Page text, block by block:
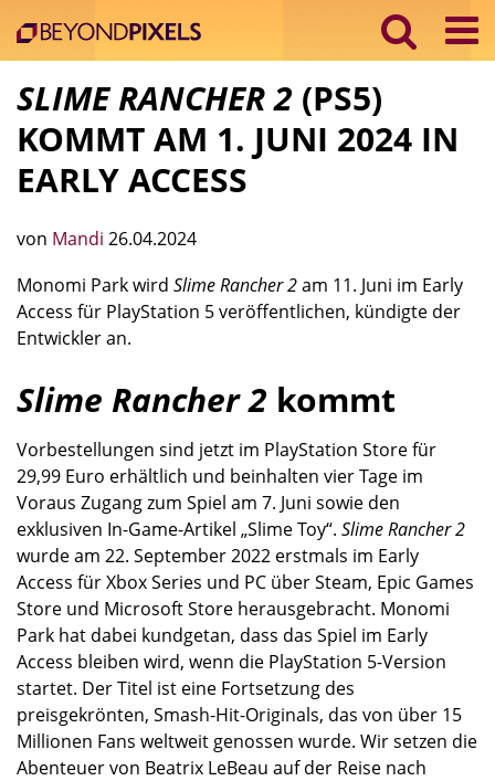
SLIME RANCHER 2 (PS5)
KOMMT AM 1. JUNI 2024 IN
EARLY ACCESS
von Mandi 26.04.2024
Monomi Park wird Slime Rancher 2am 11. Juni im Early
Access für PlayStation 5 veröffentlichen, kündigte der
Entwickler an.
Slime Rancher 2 kommt
Vorbestellungen sind jetzt im PlayStation Store für
29,99 Euro erhältlich und beinhalten vier Tage im
Voraus Zugang zum Spiel am 7. Juni sowie den
exklusiven In-Game-Artikel „Slime Toy“. Slime Rancher 2
wurde am 22. September 2022 erstmals im Early
Access für Xbox Series und PC über Steam, Epic Games
Store und Microsoft Store herausgebracht. Monomi
Park hat dabei kundgetan, dass das Spiel im Early
Access bleiben wird, wenn die PlayStation 5-Version
startet. Der Titel ist eine Fortsetzung des
preisgekrönten, Smash-Hit-Originals, das von über 15
Millionen Fans weltweit genossen wurde. Wir setzen die
Abenteuer von Beatrix LeBeau auf der Reise nach